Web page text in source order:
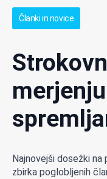
Članki in novice
Najnovejši dosežki
zbirka poglobljenih